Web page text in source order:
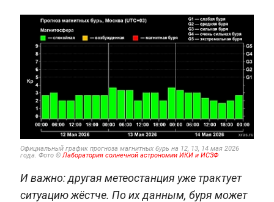
Официальный график прогноза магнитных бурь на 12, 13, 14 мая 2026
года. Фото ©Лаборатория солнечной астрономии ИКИ и ИСЗФ
И важно: другая метеостанция уже трактует
ситуацию жёстче. По их данным, буря может